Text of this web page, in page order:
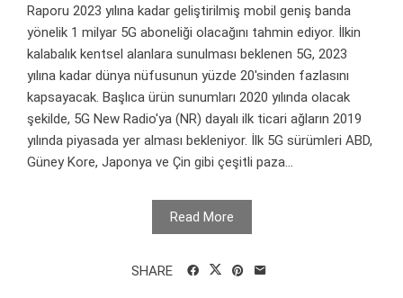
Raporu 2023 yılına kadar geliştirilmiş mobil geniş banda
yönelik 1 milyar 5G aboneliği olacağını tahmin ediyor. İlkin
kalabalık kentsel alanlara sunulması beklenen 5G, 2023
yılına kadar dünya nüfusunun yüzde 20'sinden fazlasını
kapsayacak. Başlıca ürün sunumları 2020 yılında olacak
şekilde, 5G New Radio'ya (NR) dayalı ilk ticari ağların 2019
yılında piyasada yer alması bekleniyor. İlk 5G sürümleri ABD,
Güney Kore, Japonya ve Çin gibi çeşitli paza...
Read More
SHARE